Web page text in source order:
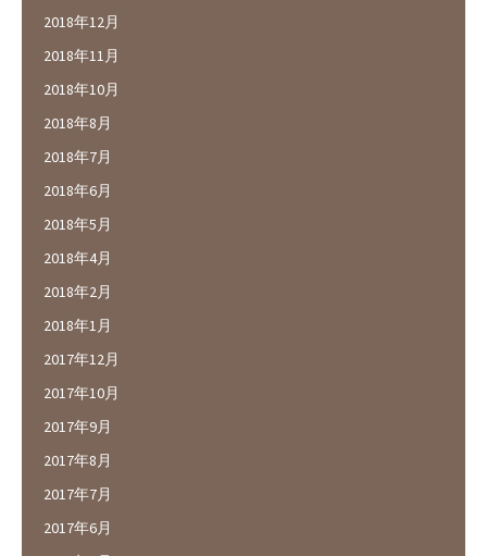
2018年12月
2018年11月
2018年10月
2018年8月
2018年7月
2018年6月
2018年5月
2018年4月
2018年2月
2018年1月
2017年12月
2017年10月
2017年9月
2017年8月
2017年7月
2017年6月